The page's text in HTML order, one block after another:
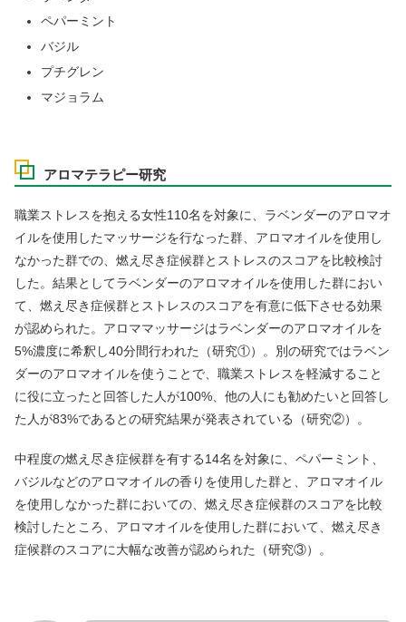
ペパーミント
バジル
プチグレン
マジョラム
アロマテラピー研究
職業ストレスを抱える女性110名を対象に、ラベンダーのアロマオ
イルを使用したマッサージを行なった群、アロマオイルを使用し
なかった群での、燃え尽き症候群とストレスのスコアを比較検討
した。結果としてラベンダーのアロマオイルを使用した群におい
て、燃え尽き症候群とストレスのスコアを有意に低下させる効果
が認められた。アロママッサージはラベンダーのアロマオイルを
5%濃度に希釈し40分間行われた（研究①）。別の研究ではラベン
ダーのアロマオイルを使うことで、職業ストレスを軽減すること
に役に立ったと回答した人が100%、他の人にも勧めたいと回答し
た人が83%であるとの研究結果が発表されている（研究②）。
中程度の燃え尽き症候群を有する14名を対象に、ペパーミント、
バジルなどのアロマオイルの香りを使用した群と、アロマオイル
を使用しなかった群においての、燃え尽き症候群のスコアを比較
検討したところ、アロマオイルを使用した群において、燃え尽き
症候群のスコアに大幅な改善が認められた（研究③）。